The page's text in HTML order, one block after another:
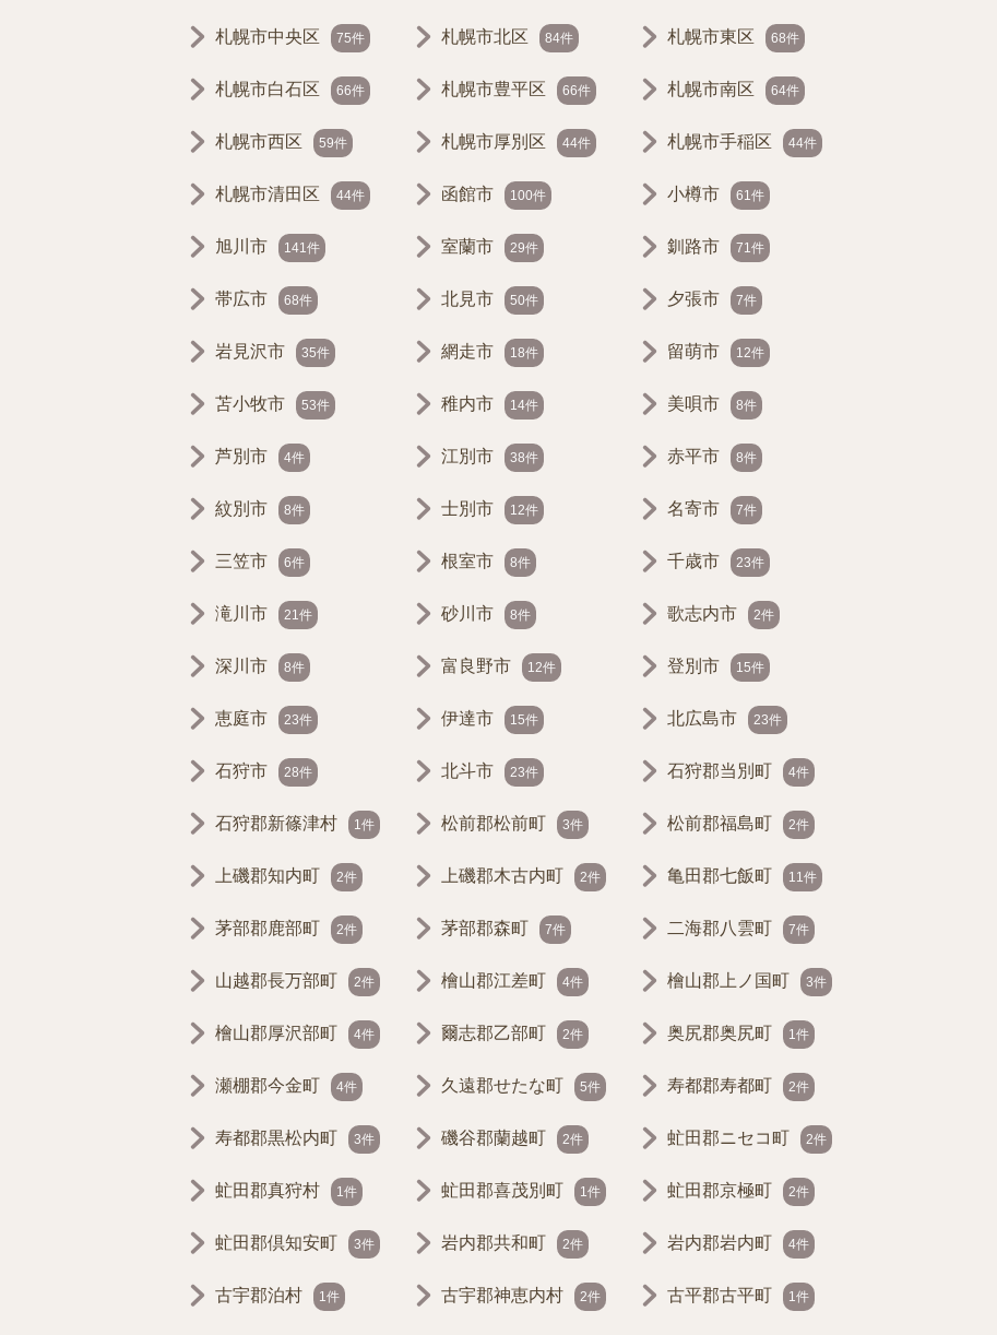
札幌市中央区 75件 札幌市北区 84件 札幌市東区 68件
札幌市白石区 66件 札幌市豊平区 66件 札幌市南区 64件
札幌市西区 59件 札幌市厚別区 44件 札幌市手稲区 44件
札幌市清田区 44件 函館市 100件 小樽市 61件
旭川市 141件 室蘭市 29件 釧路市 71件
帯広市 68件 北見市 50件 夕張市 7件
岩見沢市 35件 網走市 18件 留萌市 12件
苫小牧市 53件 稚内市 14件 美唄市 8件
芦別市 4件 江別市 38件 赤平市 8件
紋別市 8件 士別市 12件 名寄市 7件
三笠市 6件 根室市 8件 千歳市 23件
滝川市 21件 砂川市 8件 歌志内市 2件
深川市 8件 富良野市 12件 登別市 15件
恵庭市 23件 伊達市 15件 北広島市 23件
石狩市 28件 北斗市 23件 石狩郡当別町 4件
石狩郡新篠津村 1件 松前郡松前町 3件 松前郡福島町 2件
上磯郡知内町 2件 上磯郡木古内町 2件 亀田郡七飯町 11件
茅部郡鹿部町 2件 茅部郡森町 7件 二海郡八雲町 7件
山越郡長万部町 2件 檜山郡江差町 4件 檜山郡上ノ国町 3件
檜山郡厚沢部町 4件 爾志郡乙部町 2件 奥尻郡奥尻町 1件
瀬棚郡今金町 4件 久遠郡せたな町 5件 寿都郡寿都町 2件
寿都郡黒松内町 3件 磯谷郡蘭越町 2件 虻田郡ニセコ町 2件
虻田郡真狩村 1件 虻田郡喜茂別町 1件 虻田郡京極町 2件
虻田郡倶知安町 3件 岩内郡共和町 2件 岩内郡岩内町 4件
古宇郡泊村 1件 古宇郡神恵内村 2件 古平郡古平町 1件